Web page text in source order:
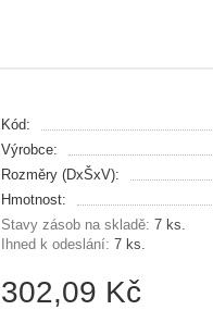
Kód:
Výrobce:
Rozměry (DxŠxV):
Hmotnost:
Stavy zásob na skladě:7 ks.
Ihned k odeslání:7 ks.
302,09 Kč